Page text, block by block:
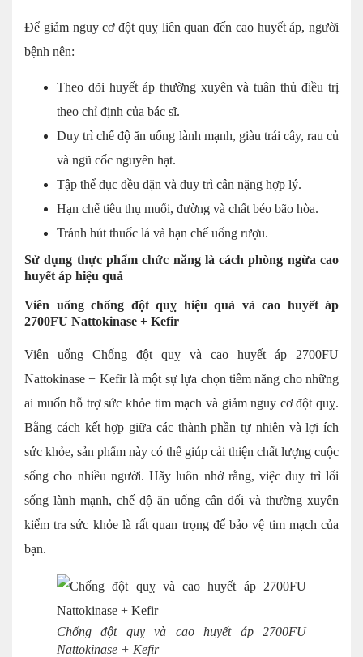
Để giảm nguy cơ đột quỵ liên quan đến cao huyết áp, người
bệnh nên:
Theo dõi huyết áp thường xuyên và tuân thủ điều trị
theo chỉ định của bác sĩ.
Duy trì chế độ ăn uống lành mạnh, giàu trái cây, rau củ
và ngũ cốc nguyên hạt.
Tập thể dục đều đặn và duy trì cân nặng hợp lý.
Hạn chế tiêu thụ muối, đường và chất béo bão hòa.
Tránh hút thuốc lá và hạn chế uống rượu.
Sử dụng thực phẩm chức năng là cách phòng ngừa cao
huyết áp hiệu quả
Viên uống chống đột quỵ hiệu quả và cao huyết áp
2700FU Nattokinase + Kefir
Viên uống Chống đột quỵ và cao huyết áp 2700FU
Nattokinase + Kefir là một sự lựa chọn tiềm năng cho những
ai muốn hỗ trợ sức khỏe tim mạch và giảm nguy cơ đột quỵ.
Bằng cách kết hợp giữa các thành phần tự nhiên và lợi ích
sức khỏe, sản phẩm này có thể giúp cải thiện chất lượng cuộc
sống cho nhiều người. Hãy luôn nhớ rằng, việc duy trì lối
sống lành mạnh, chế độ ăn uống cân đối và thường xuyên
kiểm tra sức khỏe là rất quan trọng để bảo vệ tim mạch của
bạn.
Chống đột quỵ và cao huyết áp 2700FU
Nattokinase + Kefir